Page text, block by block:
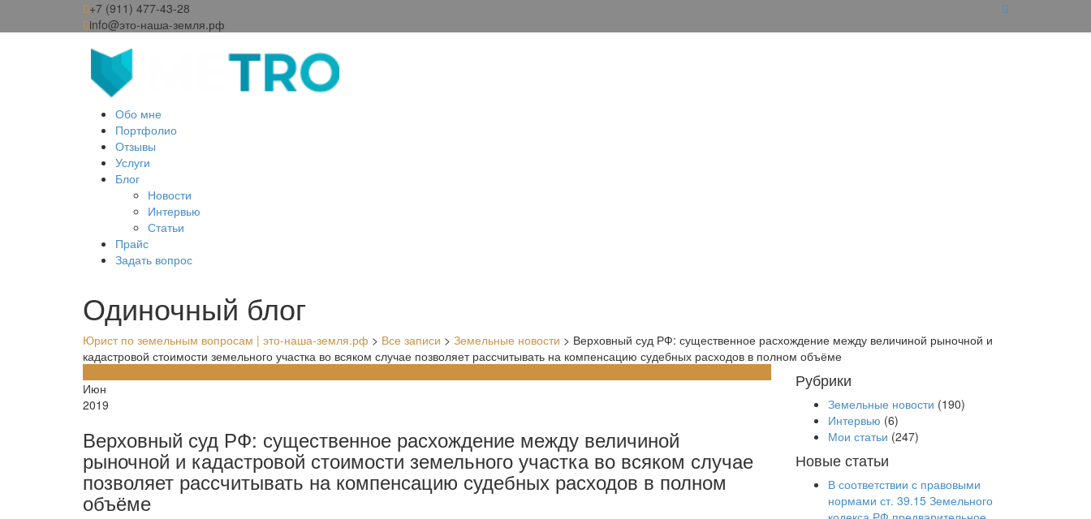
+7 (911) 477-43-28
info@это-наша-земля.рф
Обо мне
Портфолио
Отзывы
Услуги
Блог
Новости
Интервью
Статьи
Прайс
Задать вопрос
Одиночный блог
Юрист по земельным вопросам | это-наша-земля.рф > Все записи > Земельные новости > Верховный суд РФ: существенное расхождение между величиной рыночной и
кадастровой стоимости земельного участка во всяком случае позволяет рассчитывать на компенсацию судебных расходов в полном объёме
Июн
2019
Верховный суд РФ: существенное расхождение между величиной
рыночной и кадастровой стоимости земельного участка во всяком случае
позволяет рассчитывать на компенсацию судебных расходов в полном
объёме
Рубрики
Земельные новости (190)
Интервью (6)
Мои статьи (247)
Новые статьи
В соответствии с правовыми
нормами ст. 39.15 Земельного